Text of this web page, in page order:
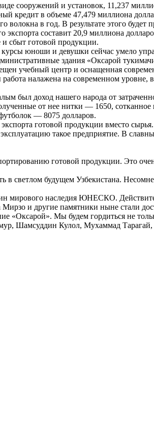
сооружений и установок, 11,237
кредит в объеме 47,479 миллиона
волокна в год. В результате этого
экспорта составит 20,9 миллиона
сбыт готовой продукции.
юноши и девушки сейчас умело
здания «Оксарой
учебный центр и оснащенная
налажена на современном уровне,
был доход нашего народа от
от нее нитки — 1650,
— 8075 долларов.
готовой продукции вместо
такое предприятие. В
готовой продукции. Это
в светлом будущем Узбекистана.
мирового наследия ЮНЕСКО.
и другие памятники ныне стали
«Оксарой». Мы будем гордиться не
Шамсуддин Кулол, Мухаммад Тарагай,